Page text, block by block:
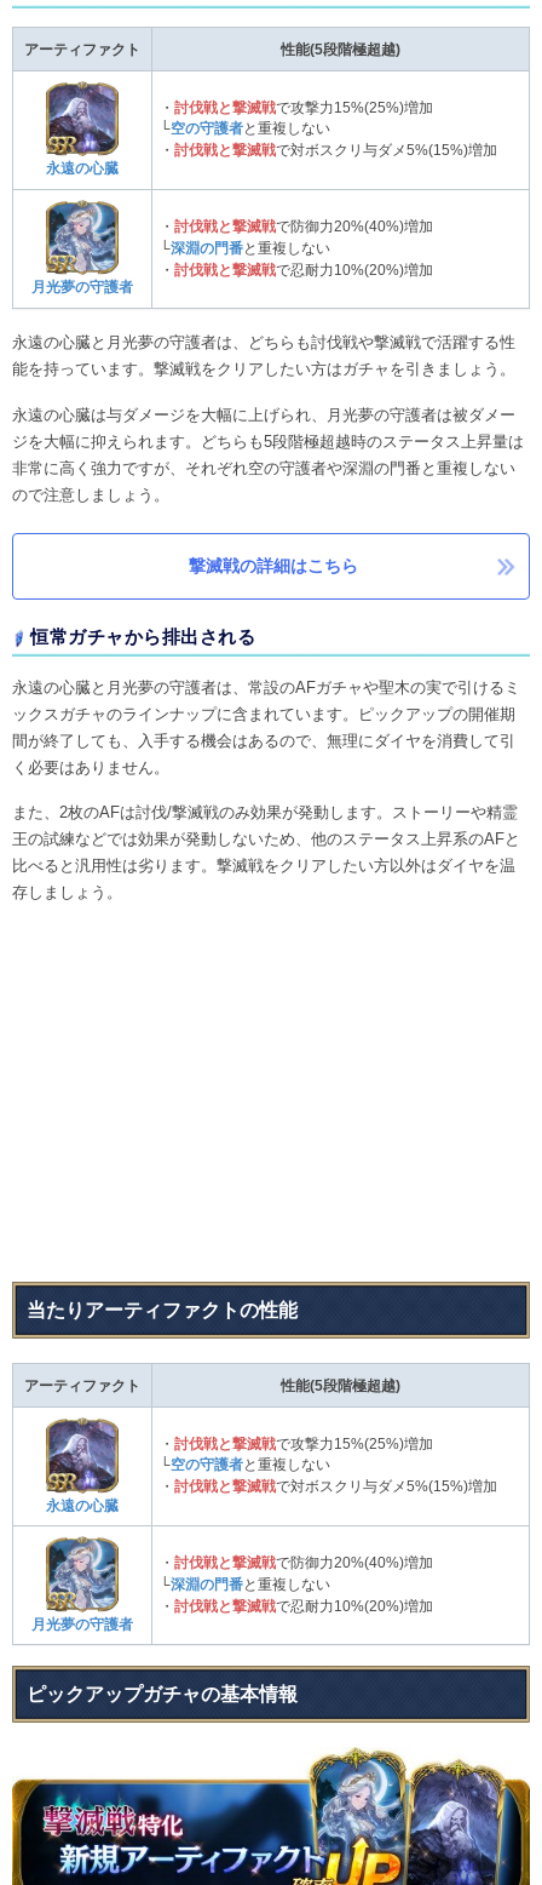
アーティファクト 性能(5段階極超越)
永遠の心臓
・ 討伐戦と撃滅戦で攻撃力15%(25%)増加
└空の守護者と重複しない
・ 討伐戦と撃滅戦で対ボスクリ与ダメ5%(15%)増加
月光夢の守護者
・ 討伐戦と撃滅戦で防御力20%(40%)増加
└深淵の門番と重複しない
・ 討伐戦と撃滅戦で忍耐力10%(20%)増加
永遠の心臓と月光夢の守護者は、どちらも討伐戦や撃滅戦で活躍する性
能を持っています。撃滅戦をクリアしたい方はガチャを引きましょう。
永遠の心臓は与ダメージを大幅に上げられ、月光夢の守護者は被ダメー
ジを大幅に抑えられます。どちらも5段階極超越時のステータス上昇量は
非常に高く強力ですが、それぞれ空の守護者や深淵の門番と重複しない
ので注意しましょう。
撃滅戦の詳細はこちら
恒常ガチャから排出される
永遠の心臓と月光夢の守護者は、常設のAFガチャや聖木の実で引けるミ
ックスガチャのラインナップに含まれています。ピックアップの開催期
間が終了しても、入手する機会はあるので、無理にダイヤを消費して引
く必要はありません。
また、2枚のAFは討伐/撃滅戦のみ効果が発動します。ストーリーや精霊
王の試練などでは効果が発動しないため、他のステータス上昇系のAFと
比べると汎用性は劣ります。撃滅戦をクリアしたい方以外はダイヤを温
存しましょう。
当たりアーティファクトの性能
アーティファクト 性能(5段階極超越)
永遠の心臓
・ 討伐戦と撃滅戦で攻撃力15%(25%)増加
└空の守護者と重複しない
・ 討伐戦と撃滅戦で対ボスクリ与ダメ5%(15%)増加
月光夢の守護者
・ 討伐戦と撃滅戦で防御力20%(40%)増加
└深淵の門番と重複しない
・ 討伐戦と撃滅戦で忍耐力10%(20%)増加
ピックアップガチャの基本情報